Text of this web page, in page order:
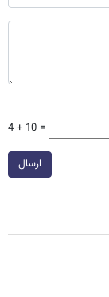
4 + 10 =
ارسال